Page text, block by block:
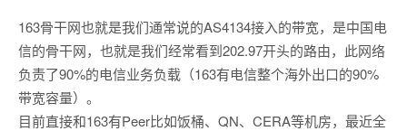
163骨干网也就是我们通常说的AS4134接入的带宽，是中国电
信的骨干网，也就是我们经常看到202.97开头的路由，此网络
负责了90%的电信业务负载（163有电信整个海外出口的90%
带宽容量）。
目前直接和163有Peer比如饭桶、QN、CERA等机房，最近全